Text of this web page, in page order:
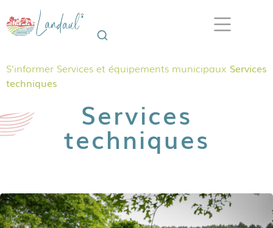
S’informer Services et équipements municipaux Services
techniques
Services
techniques